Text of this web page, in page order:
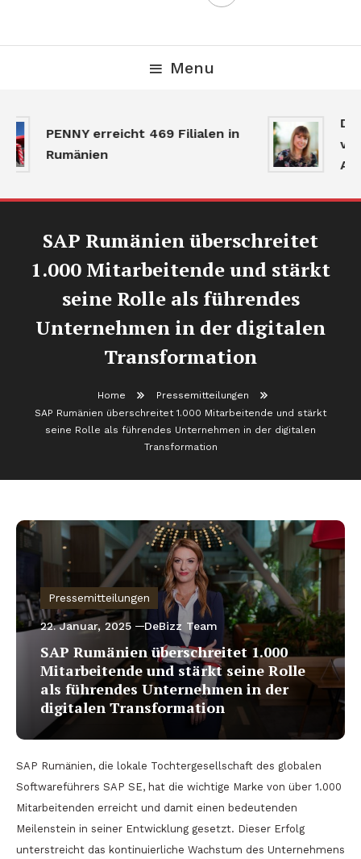
Menu
PENNY erreicht 469 Filialen in
Rumänien
SAP Rumänien überschreitet
1.000 Mitarbeitende und stärkt
seine Rolle als führendes
Unternehmen in der digitalen
Transformation
Home
Pressemitteilungen
SAP Rumänien überschreitet 1.000 Mitarbeitende und stärkt
seine Rolle als führendes Unternehmen in der digitalen
Transformation
Pressemitteilungen
22. Januar, 2025 DeBizz Team
SAP Rumänien überschreitet 1.000
Mitarbeitende und stärkt seine Rolle
als führendes Unternehmen in der
digitalen Transformation
SAP Rumänien, die lokale Tochtergesellschaft des globalen
Softwareführers SAP SE, hat die wichtige Marke von über 1.000
Mitarbeitenden erreicht und damit einen bedeutenden
Meilenstein in seiner Entwicklung gesetzt. Dieser Erfolg
unterstreicht das kontinuierliche Wachstum des Unternehmens